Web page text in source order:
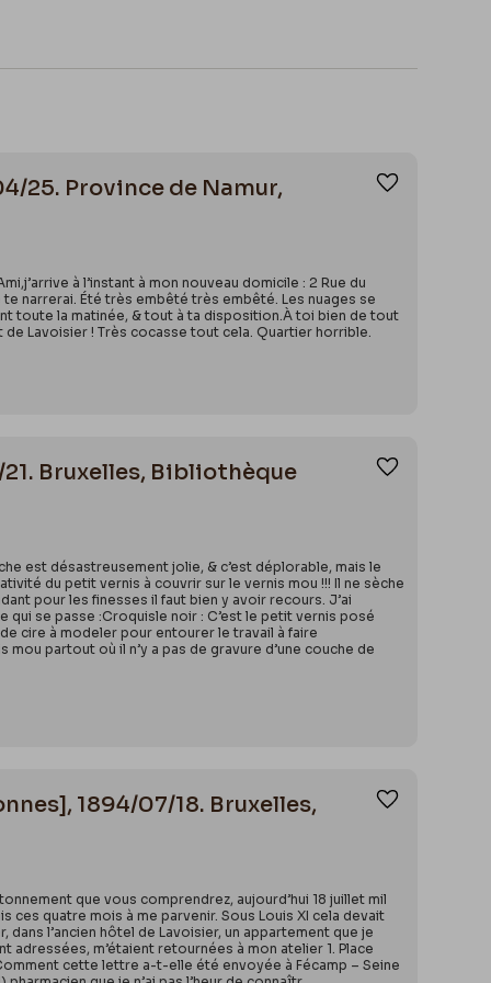
25. Province de Namur,
à l’instant à mon nouveau domicile : 2 Rue du
te narrerai. Été très embêté très embêté. Les nuages se
toute la matinée, & tout à ta disposition.À toi bien de tout
de Lavoisier ! Très cocasse tout cela. Quartier horrible.
Ajouter
Bruxelles, Bibliothèque
est désastreusement jolie, & c’est déplorable, mais le
du petit vernis à couvrir sur le vernis mou !!! Il ne sèche
pour les finesses il faut bien y avoir recours. J’ai
qui se passe :Croquisle noir : C’est le petit vernis posé
cire à modeler pour entourer le travail à faire
partout où il n’y a pas de gravure d’une couche de
Ajouter
1894/07/18. Bruxelles,
que vous comprendrez, aujourd’hui 18 juillet mil
ces quatre mois à me parvenir. Sous Louis XI cela devait
l’ancien hôtel de Lavoisier, un appartement que je
adressées, m’étaient retournées à mon atelier 1. Place
cette lettre a-t-elle été envoyée à Fécamp – Seine
Ajouter